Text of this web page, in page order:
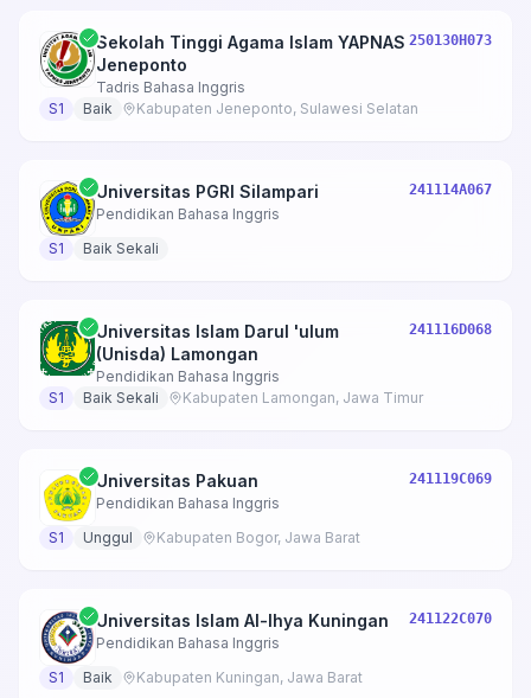
Sekolah Tinggi Agama Islam YAPNAS
Jeneponto
Tadris Bahasa Inggris
250130H073
S1 Baik Kabupaten Jeneponto, Sulawesi Selatan
Universitas PGRI Silampari
Pendidikan Bahasa Inggris
241114A067
S1 Baik Sekali
Universitas Islam Darul 'ulum
(Unisda) Lamongan
Pendidikan Bahasa Inggris
241116D068
S1 Baik Sekali Kabupaten Lamongan, Jawa Timur
Universitas Pakuan
Pendidikan Bahasa Inggris
241119C069
S1 Unggul Kabupaten Bogor, Jawa Barat
Universitas Islam Al-Ihya Kuningan
Pendidikan Bahasa Inggris
241122C070
S1 Baik Kabupaten Kuningan, Jawa Barat